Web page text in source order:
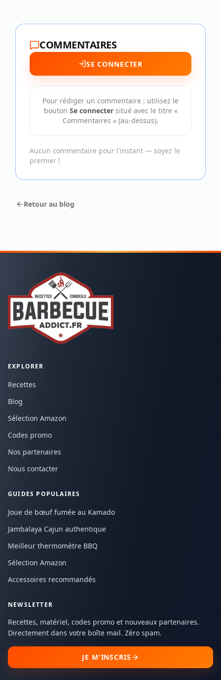
COMMENTAIRES
SE CONNECTER
Pour rédiger un commentaire : utilisez le
bouton Se connectersitué avec le titre «
Commentaires » (au-dessus).
Aucun commentaire pour l'instant — soyez le
premier !
Retour au blog
EXPLORER
Recettes
Blog
Sélection Amazon
Codes promo
Nos partenaires
Nous contacter
GUIDES POPULAIRES
Joue de bœuf fumée au Kamado
Jambalaya Cajun authentique
Meilleur thermomètre BBQ
Sélection Amazon
Accessoires recommandés
NEWSLETTER
Recettes, matériel, codes promo et nouveaux partenaires.
Directement dans votre boîte mail. Zéro spam.
JE M'INSCRIS